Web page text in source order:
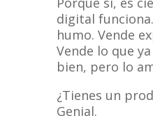
digital
humo. Vende
Vende lo que
bien, pero lo
¿Tienes un
Genial.